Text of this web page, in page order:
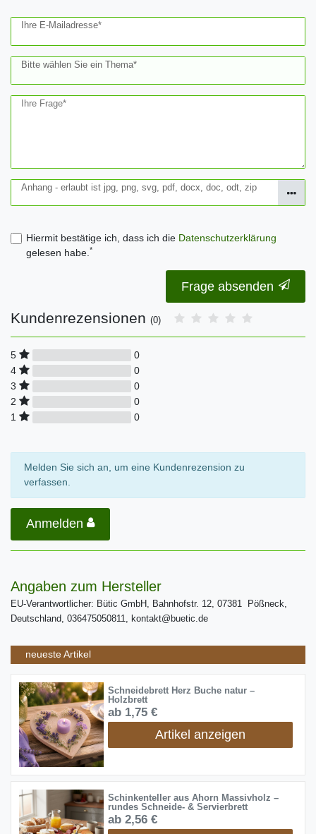
Ihre E-Mailadresse*
Bitte wählen Sie ein Thema*
Ihre Frage*
Anhang - erlaubt ist jpg, png, svg, pdf, docx, doc, odt, zip
Hiermit bestätige ich, dass ich die Daten­schutz­erklärung
gelesen habe.*
Frage absenden
Kundenrezensionen (0)
5
0
4
0
3
0
2
0
1
0
Melden Sie sich an, um eine Kundenrezension zu
verfassen.
Anmelden
Angaben zum Hersteller
EU-Verantwortlicher: Bütic GmbH, Bahnhofstr. 12, 07381 Pößneck,
Deutschland, 036475050811, kontakt@buetic.de
neueste Artikel
Schneidebrett Herz Buche natur –
Holzbrett
ab 1,75 €
Artikel anzeigen
Schinkenteller aus Ahorn Massivholz –
rundes Schneide- & Servierbrett
ab 2,56 €